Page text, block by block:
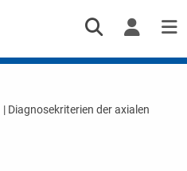
| Diagnosekriterien der axialen